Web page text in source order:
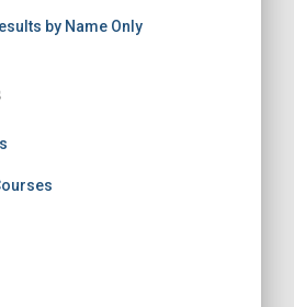
by Name Only